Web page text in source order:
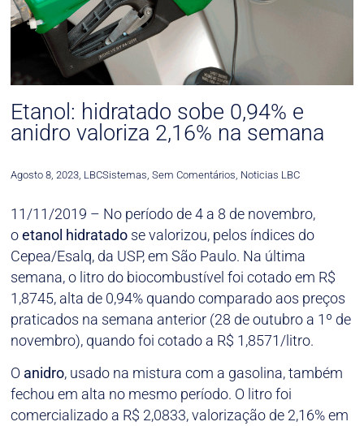
Etanol: hidratado sobe 0,94% e
anidro valoriza 2,16% na semana
Agosto 8, 2023, LBCSistemas, Sem Comentários, Noticias LBC
11/11/2019 – No período de 4 a 8 de novembro,
oetanol hidratado se valorizou, pelos índices do
Cepea/Esalq, da USP, em São Paulo. Na última
semana, o litro do biocombustível foi cotado em R$
1,8745, alta de 0,94% quando comparado aos preços
praticados na semana anterior (28 de outubro a 1º de
novembro), quando foi cotado a R$ 1,8571/litro.
O anidro, usado na mistura com a gasolina, também
fechou em alta no mesmo período. O litro foi
comercializado a R$ 2,0833, valorização de 2,16% em